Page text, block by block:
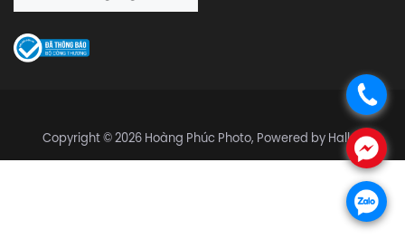
.
.
.
Copyright © 2026 Hoàng Phúc Photo, Powered by Halley